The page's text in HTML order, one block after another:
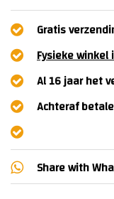
Gratis
Fysieke winkel
Al 16 jaar het
Achteraf
Share with